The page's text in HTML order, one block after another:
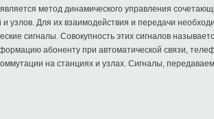
метод динамического управления
узлов. Для их взаимодействия и передачи
сигналы. Совокупность этих сигналов
абоненту при автоматической связи,
на станциях и узлах. Сигналы,